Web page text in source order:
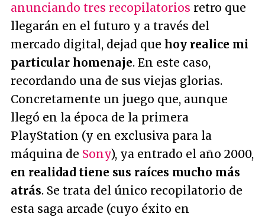
anunciando tres recopilatorios retro que
llegarán en el futuro y a través del
mercado digital, dejad que hoy realice mi
particular homenaje. En este caso,
recordando una de sus viejas glorias.
Concretamente un juego que, aunque
llegó en la época de la primera
PlayStation (y en exclusiva para la
máquina de Sony), ya entrado el año 2000,
en realidad tiene sus raíces mucho más
atrás. Se trata del único recopilatorio de
esta saga arcade (cuyo éxito en